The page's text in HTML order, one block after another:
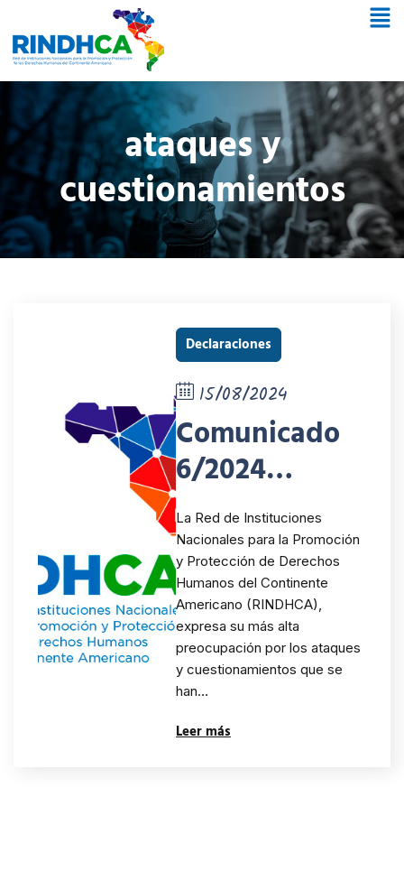
ataques y
cuestionamientos
Declaraciones
15/08/2024
Comunicado
6/2024
RINDHCA.
Sobre los
ataques y
cuestionamie
ntos que se
han dirigido
hacia la INDH
La Red de Instituciones
Nacionales para la Promoción
y Protección de Derechos
Humanos del Continente
Americano (RINDHCA),
expresa su más alta
preocupación por los ataques
y cuestionamientos que se
han…
Leer más